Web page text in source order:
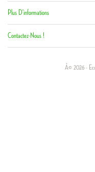
Plus D'informations
Contactez-Nous !
Â© 2026 -